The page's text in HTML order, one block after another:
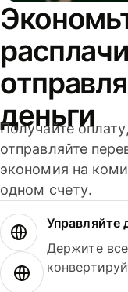
деньги
Получайте
отправляйте
экономия на
одном счету.
Управляйте
Держите